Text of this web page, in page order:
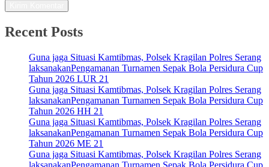
Recent Posts
Guna jaga Situasi Kamtibmas, Polsek Kragilan Polres Serang
laksanakanPengamanan Turnamen Sepak Bola Persidura Cup
Tahun 2026 LUR 21
Guna jaga Situasi Kamtibmas, Polsek Kragilan Polres Serang
laksanakanPengamanan Turnamen Sepak Bola Persidura Cup
Tahun 2026 HH 21
Guna jaga Situasi Kamtibmas, Polsek Kragilan Polres Serang
laksanakanPengamanan Turnamen Sepak Bola Persidura Cup
Tahun 2026 ME 21
Guna jaga Situasi Kamtibmas, Polsek Kragilan Polres Serang